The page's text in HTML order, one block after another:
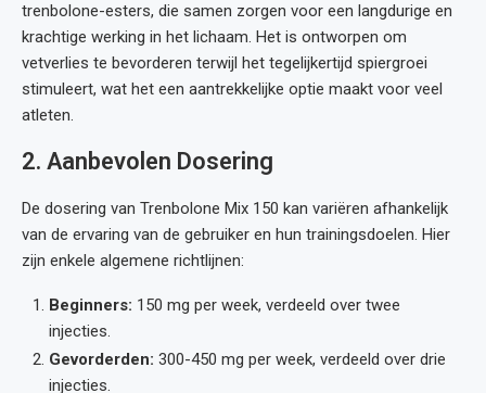
trenbolone-esters, die samen zorgen voor een langdurige en
krachtige werking in het lichaam. Het is ontworpen om
vetverlies te bevorderen terwijl het tegelijkertijd spiergroei
stimuleert, wat het een aantrekkelijke optie maakt voor veel
atleten.
2. Aanbevolen Dosering
De dosering van Trenbolone Mix 150 kan variëren afhankelijk
van de ervaring van de gebruiker en hun trainingsdoelen. Hier
zijn enkele algemene richtlijnen:
Beginners: 150 mg per week, verdeeld over twee
injecties.
Gevorderden: 300-450 mg per week, verdeeld over drie
injecties.